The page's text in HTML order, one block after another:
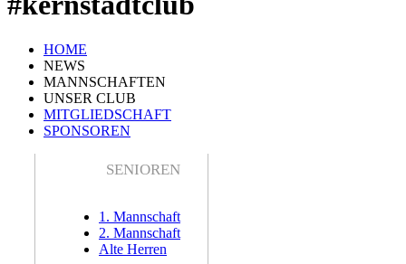
HOME
NEWS
MANNSCHAFTEN
UNSER CLUB
MITGLIEDSCHAFT
SPONSOREN
SENIOREN
1. Mannschaft
2. Mannschaft
Alte Herren